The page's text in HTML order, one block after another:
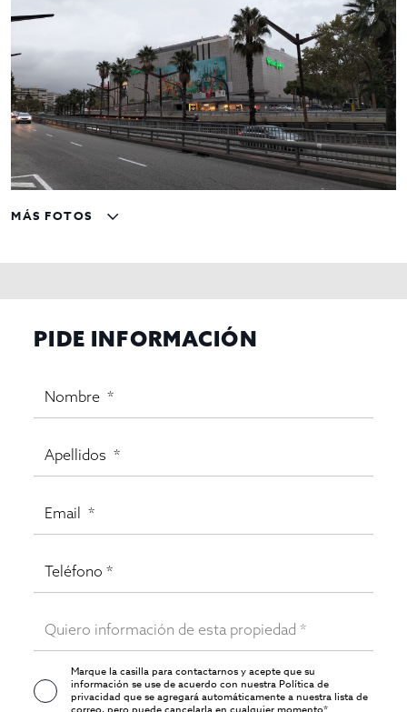
MÁS FOTOS
PIDE INFORMACIÓN
Marque la casilla para contactarnos y acepte que su
información se use de acuerdo con nuestraPolítica de
privacidadque se agregará automáticamente a nuestra lista de